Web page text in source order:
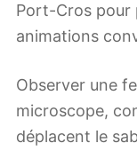
Port-Cros pour
animations
Observer une
microscope,
déplacent le